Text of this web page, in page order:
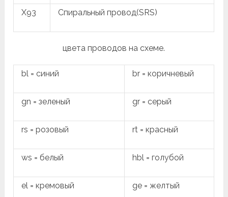
X93 Спиральный провод(SRS)
цвета проводов на схеме.
bl = синий br = коричневый
gn = зеленый gr = серый
rs = розовый rt = красный
ws = белый hbl = голубой
el = кремовый ge = желтый